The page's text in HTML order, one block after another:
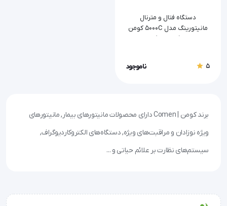
دستگاه فتال‌ و مترنال
مانیتورینگ مدل 5000C کومن
(Comen)
5 ناموجود
برند کومن | Comen دارای محصولات مانیتورهای بیمار, مانیتورهای
ویژه نوزادان و مراقبت‌های ویژه, دستگاه‌های الکتروکاردیوگراف,
سیستم‌های نظارت بر علائم حیاتی و ...